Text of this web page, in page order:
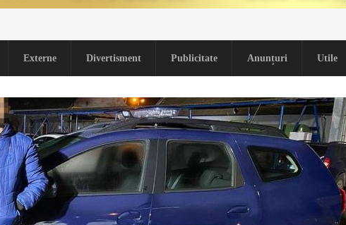
Externe Divertisment Publicitate Anunțuri Utile